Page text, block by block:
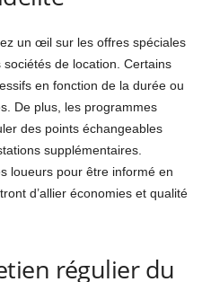
un œil sur les offres spéciales
de location. Certains
en fonction de la durée ou
De plus, les programmes
des points échangeables
supplémentaires.
loueurs pour être informé en
d’allier économies et qualité
régulier du